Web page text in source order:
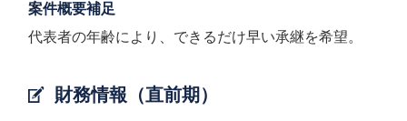
案件概要補足
代表者の年齢により、できるだけ早い承継を希望。
財務情報（直前期）